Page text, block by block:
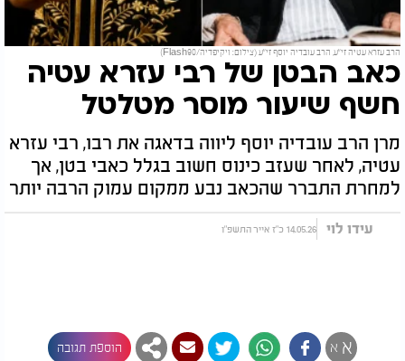
הרב עזרא עטיה זי"ע, הרב עובדיה יוסף זי"ע (צילום: ויקיפדיה/Flash90)
כאב הבטן של רבי עזרא עטיה
חשף שיעור מוסר מטלטל
מרן הרב עובדיה יוסף ליווה בדאגה את רבו, רבי עזרא
עטיה, לאחר שעזב כינוס חשוב בגלל כאבי בטן, אך
למחרת התברר שהכאב נבע ממקום עמוק הרבה יותר
עידו לוי 14.05.26 כ"ז אייר התשפ"ו
א א הוספת תגובה